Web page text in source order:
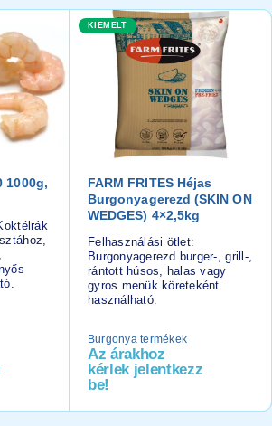
1000g,
KIEMELT
FARM FRITES Héjas
Burgonyagerezd (SKIN ON
WEDGES) 4×2,5kg
Felhasználási ötlet:
Burgonyagerezd burger-, grill-,
rántott húsos, halas vagy
gyros menük köreteként
használható.
Burgonya termékek
Az árakhoz
kérlek jelentkezz
be!